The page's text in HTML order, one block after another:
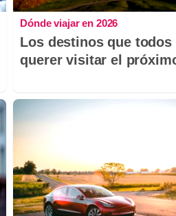
Dónde viajar en 2026
Los destinos que todos
querer visitar el